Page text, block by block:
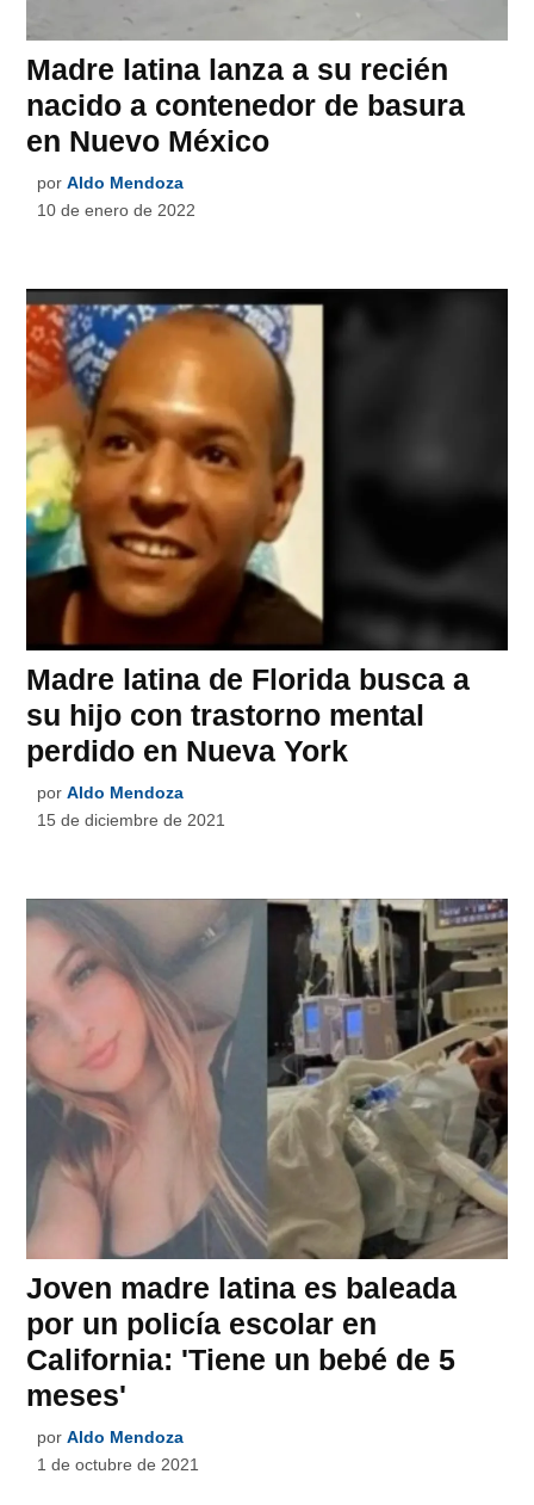
Madre latina lanza a su recién
nacido a contenedor de basura
en Nuevo México
por Aldo Mendoza
10 de enero de 2022
Madre latina de Florida busca a
su hijo con trastorno mental
perdido en Nueva York
por Aldo Mendoza
15 de diciembre de 2021
Joven madre latina es baleada
por un policía escolar en
California: 'Tiene un bebé de 5
meses'
por Aldo Mendoza
1 de octubre de 2021